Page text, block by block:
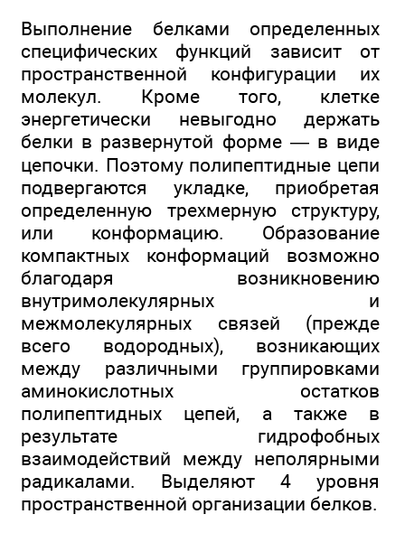
Выполнение белками определенных
специфических функций зависит от
пространственной конфигурации их
молекул. Кроме того, клетке
энергетически невыгодно держать
белки в развернутой форме — в виде
цепочки. Поэтому полипептидные цепи
подвергаются укладке, приобретая
определенную трехмерную структуру,
или конформацию. Образование
компактных конформаций возможно
благодаря возникновению
внутримолекулярных и
межмолекулярных связей (прежде
всего водородных), возникающих
между различными группировками
аминокислотных остатков
полипептидных цепей, а также в
результате гидрофобных
взаимодействий между неполярными
радикалами. Выделяют 4 уровня
пространственной организации белков.